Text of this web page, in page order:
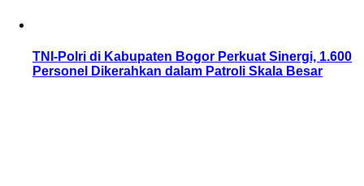
TNI-Polri di Kabupaten Bogor Perkuat Sinergi, 1.600
Personel Dikerahkan dalam Patroli Skala Besar